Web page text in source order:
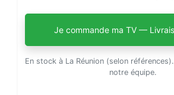
Je commande ma TV —
En stock à La Réunion (selon
notre équipe.